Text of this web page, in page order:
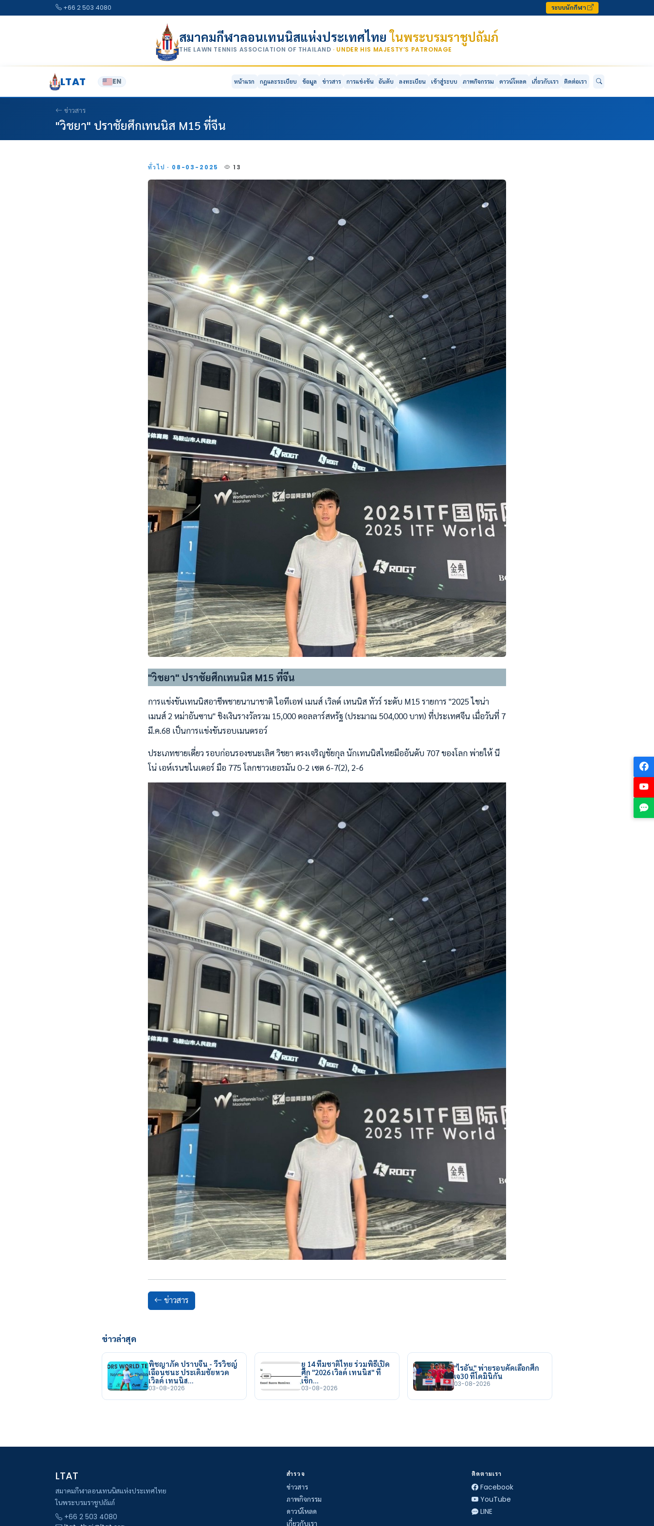
+66 2 503 4080 ระบบนักกีฬา
สมาคมกีฬาลอนเทนนิสแห่งประเทศไทยในพระบรมราชูปถัมภ์
THE LAWN TENNIS ASSOCIATION OF THAILAND · UNDER HIS MAJESTY’S PATRONAGE
LTAT EN หน้าแรก กฎและระเบียบ ข้อมูล ข่าวสาร การแข่งขัน อันดับ ลงทะเบียน เข้าสู่ระบบ ภาพกิจกรรม ดาวน์โหลด เกี่ยวกับเรา ติดต่อเรา
ข่าวสาร
"วิชยา" ปราชัยศึกเทนนิส M15 ที่จีน
ทั่วไป · 08-03-2025 13
"วิชยา" ปราชัยศึกเทนนิส M15 ที่จีน
การแข่งขันเทนนิสอาชีพชายนานาชาติ ไอทีเอฟ เมนส์ เวิลด์ เทนนิส ทัวร์ ระดับ M15 รายการ "2025 ไชน่า
เมนส์ 2 หม่าอันซาน" ชิงเงินรางวัลรวม 15,000 ดอลลาร์สหรัฐ (ประมาณ 504,000 บาท) ที่ประเทศจีน เมื่อวันที่ 7
มี.ค.68 เป็นการแข่งขันรอบเมนดรอว์
ประเภทชายเดี่ยว รอบก่อนรองชนะเลิศ วิชยา ตรงเจริญชัยกุล นักเทนนิสไทยมืออันดับ 707 ของโลก พ่ายให้ นี
โน่ เอห์เรนชไนเดอร์ มือ 775 โลกชาวเยอรมัน 0-2 เซต 6-7(2), 2-6
ข่าวสาร
ข่าวล่าสุด
พิชญาภัค ปราบจีน - วีรวิชญ์
เฉือนชนะ ประเดิมชัยหวด
เวิลด์ เทนนิส…
03-08-2026
ยู 14 ทีมชาติไทย ร่วมพิธีเปิด
ศึก "2026 เวิลด์ เทนนิส" ที่
เช็ก…
03-08-2026
"ไรอัน" พ่ายรอบคัดเลือกศึก
เจ30 ที่โดมินิกัน
03-08-2026
LTAT
สมาคมกีฬาลอนเทนนิสแห่งประเทศไทย
ในพระบรมราชูปถัมภ์
+66 2 503 4080
สำรวจ
ข่าวสาร
ภาพกิจกรรม
ดาวน์โหลด
เกี่ยวกับเรา
ติดตามเรา
Facebook
YouTube
LINE